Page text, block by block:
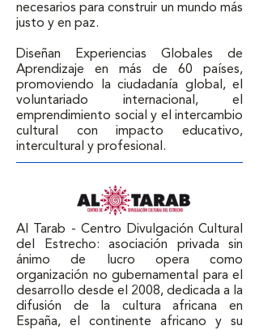
necesarios para construir un mundo más
justo y en paz.
Diseñan Experiencias Globales de
Aprendizaje en más de 60 países,
promoviendo la ciudadanía global, el
voluntariado internacional, el
emprendimiento social y el intercambio
cultural con impacto educativo,
intercultural y profesional.
Al Tarab - Centro Divulgación Cultural
del Estrecho: asociación privada sin
ánimo de lucro opera como
organización no gubernamental para el
desarrollo desde el 2008, dedicada a la
difusión de la cultura africana en
España, el continente africano y su